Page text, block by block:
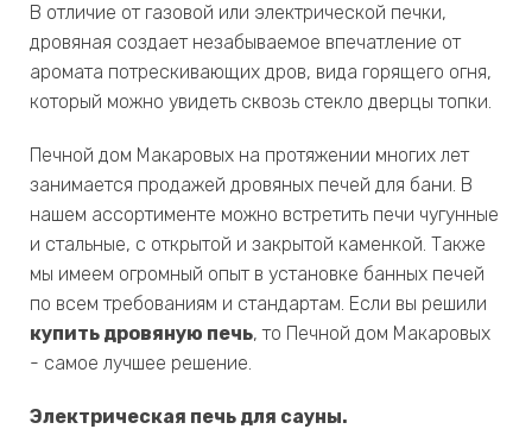
В отличие от газовой или электрической печки,
дровяная создает незабываемое впечатление от
аромата потрескивающих дров, вида горящего огня,
который можно увидеть сквозь стекло дверцы топки.
Печной дом Макаровых на протяжении многих лет
занимается продажей дровяных печей для бани. В
нашем ассортименте можно встретить печи чугунные
и стальные, с открытой и закрытой каменкой. Также
мы имеем огромный опыт в установке банных печей
по всем требованиям и стандартам. Если вы решили
купить дровяную печь, то Печной дом Макаровых
- самое лучшее решение.
Электрическая печь для сауны.